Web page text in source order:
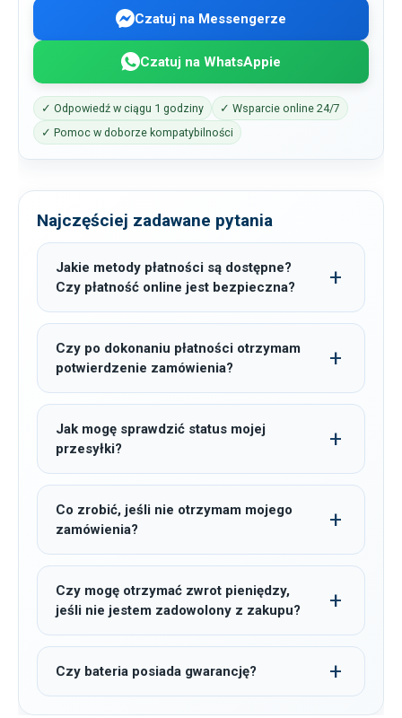
Czatuj na Messengerze
Czatuj na WhatsAppie
✓ Odpowiedź w ciągu 1 godziny
✓ Wsparcie online 24/7
✓ Pomoc w doborze kompatybilności
Najczęściej zadawane pytania
Jakie metody płatności są dostępne?
Czy płatność online jest bezpieczna?
Czy po dokonaniu płatności otrzymam
potwierdzenie zamówienia?
Jak mogę sprawdzić status mojej
przesyłki?
Co zrobić, jeśli nie otrzymam mojego
zamówienia?
Czy mogę otrzymać zwrot pieniędzy,
jeśli nie jestem zadowolony z zakupu?
Czy bateria posiada gwarancję?